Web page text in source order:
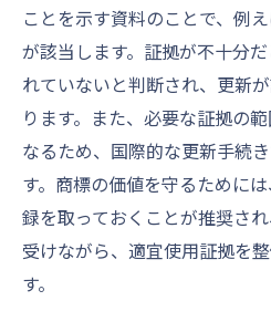
ことを示す資料のことで、例
が該当します。証拠が不十分
れていないと判断され、更新
ります。また、必要な証拠の
なるため、国際的な更新手続
す。商標の価値を守るために
録を取っておくことが推奨さ
受けながら、適宜使用証拠を
す。